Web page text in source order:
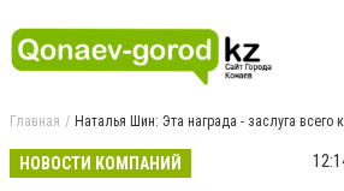
Главная Наталья Шин: Эта награда - заслуга всего
НОВОСТИ КОМПАНИЙ